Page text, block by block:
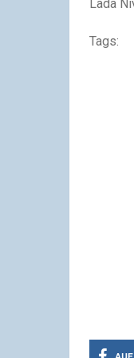
Lada
Tags: